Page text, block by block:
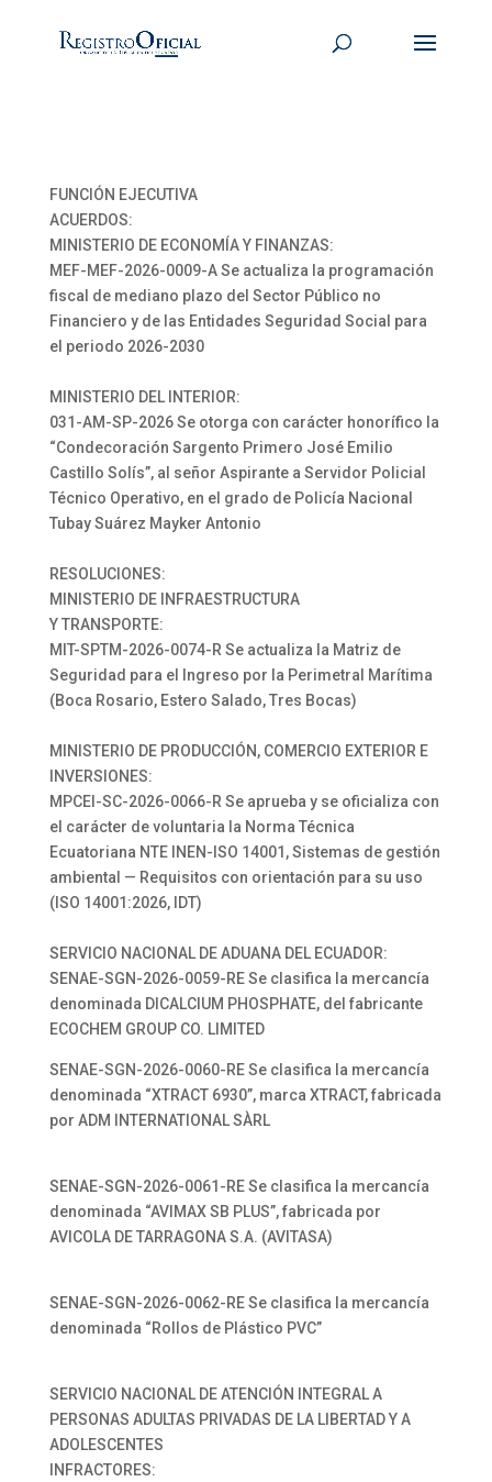
FUNCIÓN EJECUTIVA
ACUERDOS:
MINISTERIO DE ECONOMÍA Y FINANZAS:
MEF-MEF-2026-0009-A Se actualiza la programación
fiscal de mediano plazo del Sector Público no
Financiero y de las Entidades Seguridad Social para
el periodo 2026-2030
MINISTERIO DEL INTERIOR:
031-AM-SP-2026 Se otorga con carácter honorífico la
“Condecoración Sargento Primero José Emilio
Castillo Solís”, al señor Aspirante a Servidor Policial
Técnico Operativo, en el grado de Policía Nacional
Tubay Suárez Mayker Antonio
RESOLUCIONES:
MINISTERIO DE INFRAESTRUCTURA
Y TRANSPORTE:
MIT-SPTM-2026-0074-R Se actualiza la Matriz de
Seguridad para el Ingreso por la Perimetral Marítima
(Boca Rosario, Estero Salado, Tres Bocas)
MINISTERIO DE PRODUCCIÓN, COMERCIO EXTERIOR E
INVERSIONES:
MPCEI-SC-2026-0066-R Se aprueba y se oficializa con
el carácter de voluntaria la Norma Técnica
Ecuatoriana NTE INEN-ISO 14001, Sistemas de gestión
ambiental — Requisitos con orientación para su uso
(ISO 14001:2026, IDT)
SERVICIO NACIONAL DE ADUANA DEL ECUADOR:
SENAE-SGN-2026-0059-RE Se clasifica la mercancía
denominada DICALCIUM PHOSPHATE, del fabricante
ECOCHEM GROUP CO. LIMITED
SENAE-SGN-2026-0060-RE Se clasifica la mercancía
denominada “XTRACT 6930”, marca XTRACT, fabricada
por ADM INTERNATIONAL SÀRL
SENAE-SGN-2026-0061-RE Se clasifica la mercancía
denominada “AVIMAX SB PLUS”, fabricada por
AVICOLA DE TARRAGONA S.A. (AVITASA)
SENAE-SGN-2026-0062-RE Se clasifica la mercancía
denominada “Rollos de Plástico PVC”
SERVICIO NACIONAL DE ATENCIÓN INTEGRAL A
PERSONAS ADULTAS PRIVADAS DE LA LIBERTAD Y A
ADOLESCENTES
INFRACTORES: